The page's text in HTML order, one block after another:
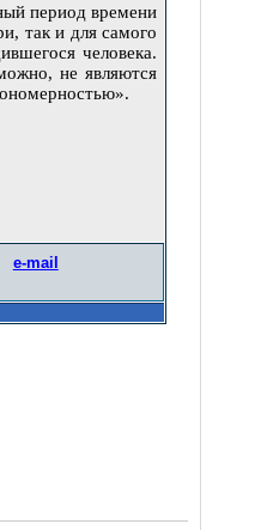
период времени
так и для самого
человека.
не являются
e-mail